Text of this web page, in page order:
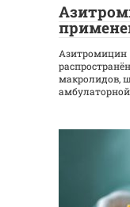
Азитромицин
макролидов,